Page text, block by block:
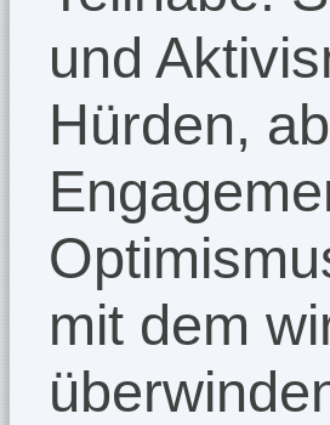
und
Hürden,
mit dem